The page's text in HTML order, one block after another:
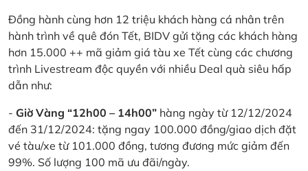
Đồng hành cùng hơn 12 triệu khách hàng cá nhân trên
hành trình về quê đón Tết, BIDV gửi tặng các khách hàng
hơn 15.000 ++ mã giảm giá tàu xe Tết cùng các chương
trình Livestream độc quyền với nhiều Deal quà siêu hấp
dẫn như:
- Giờ Vàng “12h00 – 14h00” hàng ngày từ 12/12/2024
đến 31/12/2024: tặng ngay 100.000 đồng/giao dịch đặt
vé tàu/xe từ 101.000 đồng, tương đương mức giảm đến
99%. Số lượng 100 mã ưu đãi/ngày.